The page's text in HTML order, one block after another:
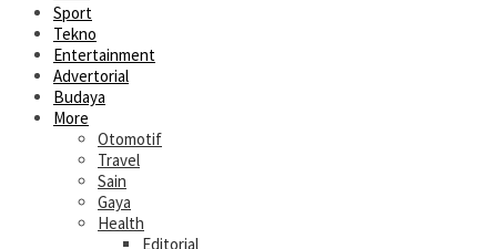
Sport
Tekno
Entertainment
Advertorial
Budaya
More
Otomotif
Travel
Sain
Gaya
Health
Editorial